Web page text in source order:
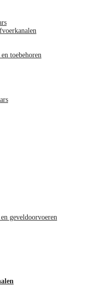
toebehoren
geveldoorvoeren